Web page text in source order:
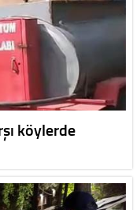
köylerde